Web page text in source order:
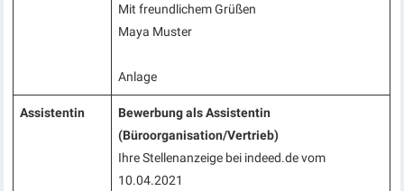
Mit freundlichem Grüßen
Maya Muster
Anlage
Assistentin
Bewerbung als Assistentin
(Büroorganisation/Vertrieb)
Ihre Stellenanzeige bei indeed.de vom
10.04.2021